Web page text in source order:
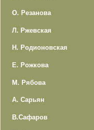
О. Резанова
Л. Ржевская
Н. Родионовская
Е. Рожкова
М. Рябова
А. Сарьян
В.Сафаров